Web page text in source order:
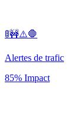
🚦🚧⚠️🛑
Alertes de trafic
85% Impact